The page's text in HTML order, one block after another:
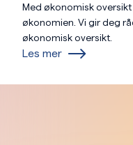
Med økonomisk
økonomien. Vi gir deg
økonomisk oversikt.
Les mer